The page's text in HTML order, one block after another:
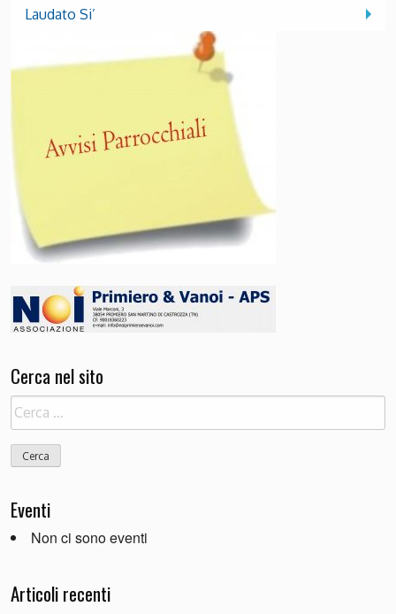
Laudato Si’
Cerca nel sito
Ricerca
per:
Eventi
Non ci sono eventi
Articoli recenti